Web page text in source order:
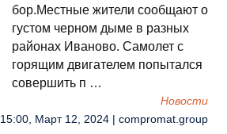
бор.Местные жители сообщают о
густом черном дыме в разных
районах Иваново. Самолет с
горящим двигателем попытался
совершить п …
Новости
15:00, Март 12, 2024 | compromat.group